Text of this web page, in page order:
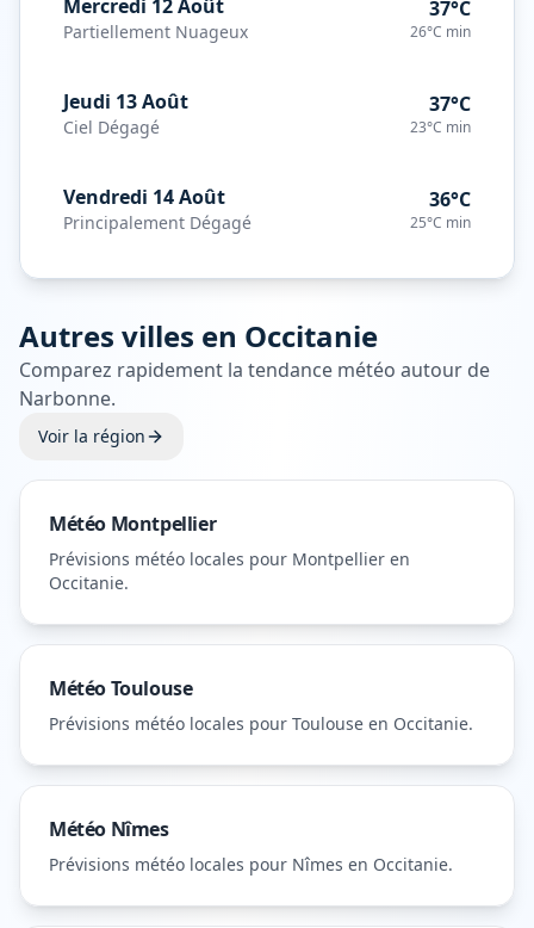
Mercredi 12 Août
Partiellement Nuageux
37°C
26°C min
Jeudi 13 Août
Ciel Dégagé
37°C
23°C min
Vendredi 14 Août
Principalement Dégagé
36°C
25°C min
Autres villes en Occitanie
Comparez rapidement la tendance météo autour de
Narbonne.
Voir la région
Météo Montpellier
Prévisions météo locales pour Montpellier en
Occitanie.
MétéoToulouse
Prévisions météo locales pour Toulouse en Occitanie.
Météo Nîmes
Prévisions météo locales pour Nîmes en Occitanie.